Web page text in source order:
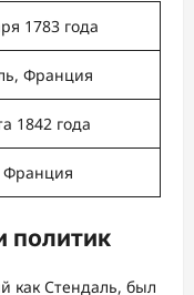
1783 года
Франция
1842 года
политик
как Стендаль, был